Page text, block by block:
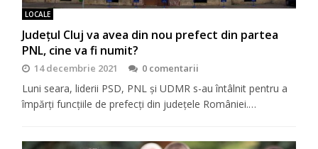
LOCALE
Județul Cluj va avea din nou prefect din partea
PNL, cine va fi numit?
14 decembrie 2021 0 comentarii
Luni seara, liderii PSD, PNL și UDMR s-au întâlnit pentru a
împărți funcțiile de prefecți din județele României.…